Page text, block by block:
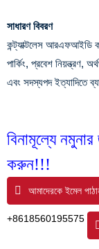
সাধারণ বিবরণ
কন্ট্যাক্টলেস আরএফআইডি
পার্কিং, প্রবেশ নিয়ন্ত্রণ,
এবং সদস্যপদ ইত্যাদিতে
বিনামূল্যে
করুন!!!
আমাদেরকে ইমেল
+8618560195575